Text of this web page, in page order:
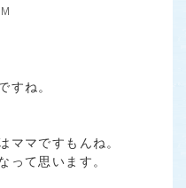
すね。
ママですもんね。
って思います。